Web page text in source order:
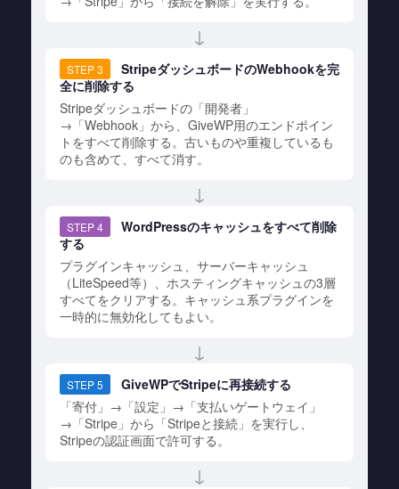
↓
STEP 3
StripeダッシュボードのWebhookを完
全に削除する
Stripeダッシュボードの「開発者」
→「Webhook」から、GiveWP用のエンドポイン
トをすべて削除する。古いものや重複しているも
のも含めて、すべて消す。
↓
STEP 4
WordPressのキャッシュをすべて削除
する
プラグインキャッシュ、サーバーキャッシュ
（LiteSpeed等）、ホスティングキャッシュの3層
すべてをクリアする。キャッシュ系プラグインを
一時的に無効化してもよい。
↓
STEP 5
GiveWPでStripeに再接続する
「寄付」→「設定」→「支払いゲートウェイ」
→「Stripe」から「Stripeと接続」を実行し、
Stripeの認証画面で許可する。
↓